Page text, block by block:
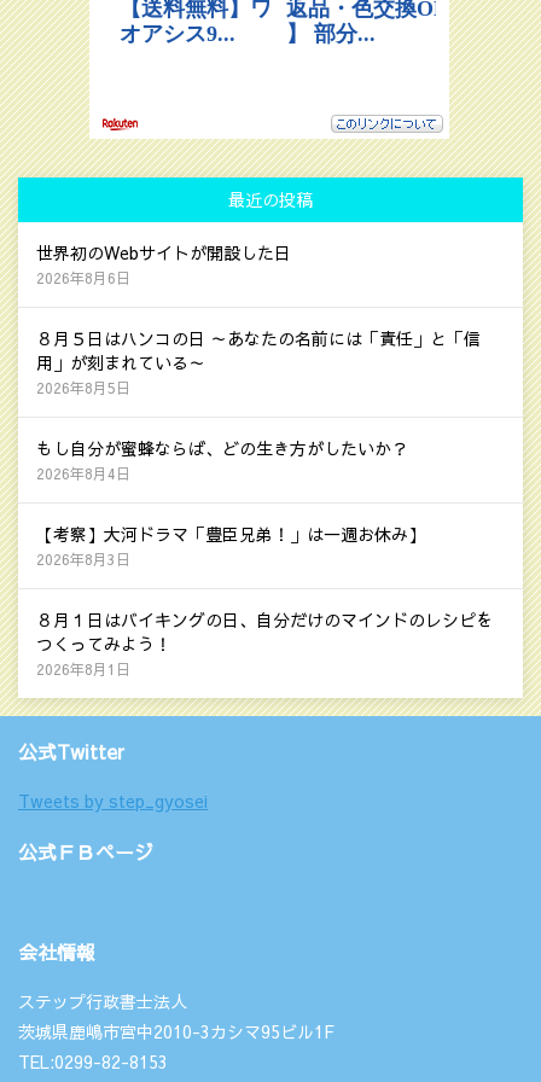
最近の投稿
世界初のWebサイトが開設した日
2026年8月6日
８月５日はハンコの日 ～あなたの名前には「責任」と「信
用」が刻まれている～
2026年8月5日
もし自分が蜜蜂ならば、どの生き方がしたいか？
2026年8月4日
【考察】大河ドラマ「豊臣兄弟！」は一週お休み】
2026年8月3日
８月１日はバイキングの日、自分だけのマインドのレシピを
つくってみよう！
2026年8月1日
公式Twitter
Tweets by step_gyosei
公式ＦＢページ
会社情報
ステップ行政書士法人
茨城県鹿嶋市宮中2010-3カシマ95ビル1F
TEL:0299-82-8153